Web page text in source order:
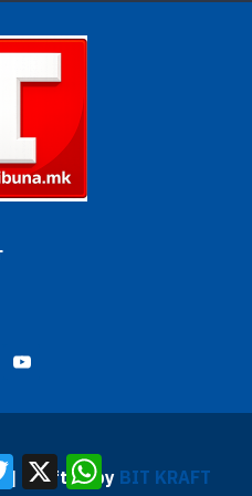
| Krafted by BIT KRAFT
TwitterX